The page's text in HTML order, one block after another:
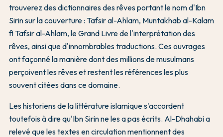
trouverez des dictionnaires des rêves portant le nom d'Ibn
Sirin sur la couverture : Tafsir al-Ahlam, Muntakhab al-Kalam
fi Tafsir al-Ahlam, le Grand Livre de l'interprétation des
rêves, ainsi que d'innombrables traductions. Ces ouvrages
ont façonné la manière dont des millions de musulmans
perçoivent les rêves et restent les références les plus
souvent citées dans ce domaine.
Les historiens de la littérature islamique s'accordent
toutefois à dire qu'Ibn Sirin ne les a pas écrits. Al-Dhahabi a
relevé que les textes en circulation mentionnent des